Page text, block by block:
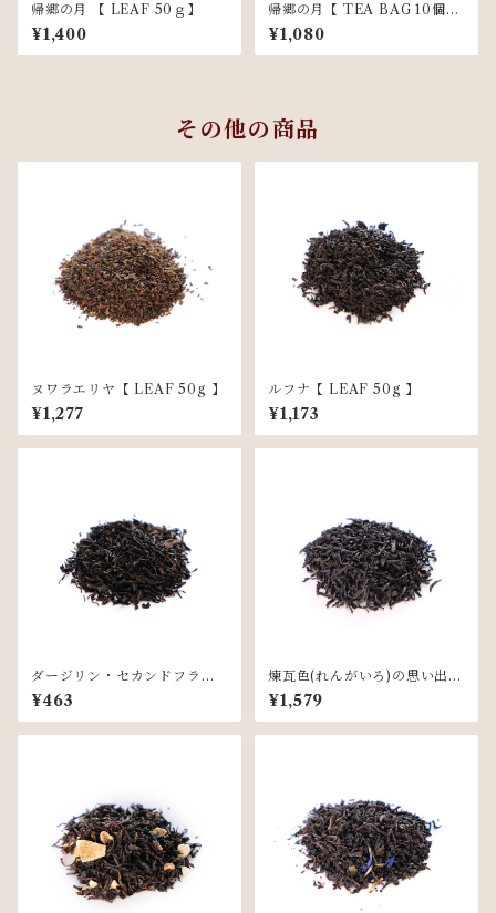
帰郷の月 【 LEAF 50ｇ】
¥1,400
帰郷の月【 TEA BAG 10個入
】
¥1,080
その他の商品
ヌワラエリヤ【 LEAF 50g 】
¥1,277
ルフナ【 LEAF 50g 】
¥1,173
ダージリン・セカンドフラッ
シュ【 LEAF 5g 】
¥463
煉瓦色(れんがいろ)の思い出【
LEAF 50g 】
¥1,579